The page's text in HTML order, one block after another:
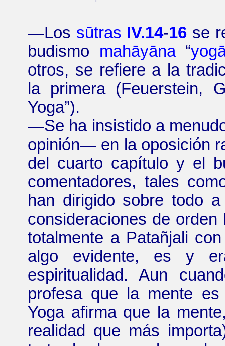
—Los sūtras IV.14-16 se
budismo mahāyāna “
otros, se refiere a la
la primera (Feuerstein,
Yoga”).
—Se ha insistido a
opinión— en la oposición
del cuarto capítulo y el
comentadores, tales
han dirigido sobre todo
consideraciones de
totalmente a Patañjali
algo evidente, es y
espiritualidad. Aun
profesa que la mente
Yoga afirma que la
realidad que más